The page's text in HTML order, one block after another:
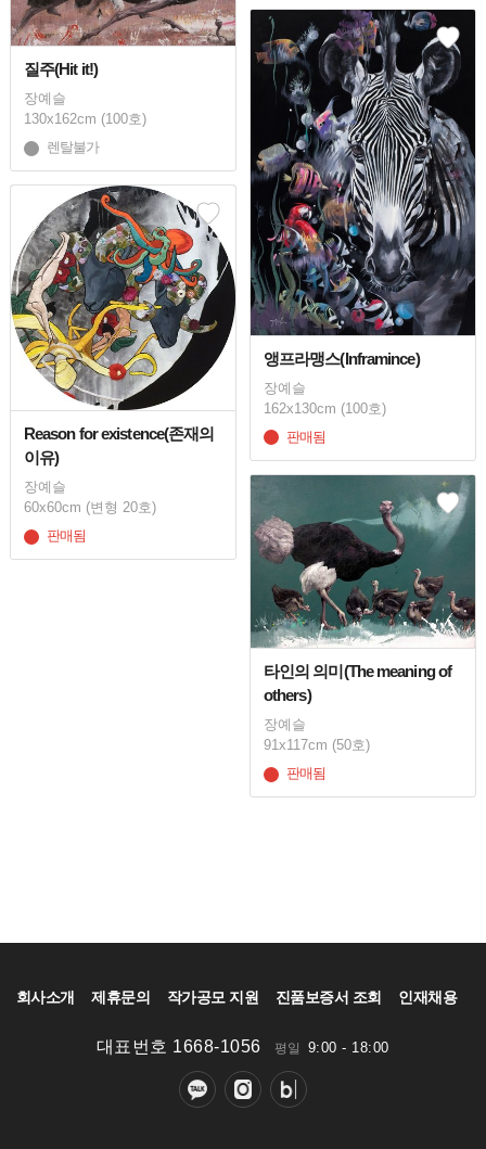
질주(Hit it!)
장예슬
130x162cm (100호)
렌탈불가
앵프라맹스(Inframince)
장예슬
162x130cm (100호)
판매됨
Reason for existence(존재의
이유)
장예슬
60x60cm (변형 20호)
판매됨
타인의 의미(The meaning of
others)
장예슬
91x117cm (50호)
판매됨
회사소개 제휴문의 작가공모 지원 진품보증서 조회 인재채용
대표번호 1668-1056 평일 9:00 - 18:00